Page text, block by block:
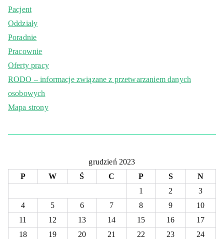
Pacjent
Oddziały
Poradnie
Pracownie
Oferty pracy
RODO – informacje związane z przetwarzaniem danych
osobowych
Mapa strony
grudzień 2023
P
W Ś C P S
N
1
2
3
4
5 6 7 8 9
10
11
12 13 14 15 16
17
18
19 20 21 22 23
24